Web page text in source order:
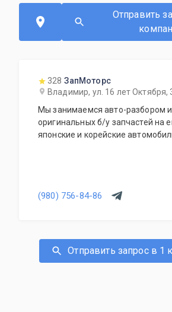
Отправить
328 ЗапМоторс
Владимир, ул. 16 лет Октября,
Мы занимаемся авто-разбором
оригинальных б/у запчастей на
японские и корейские
(980) 756-84-86
Отправить запрос в 1